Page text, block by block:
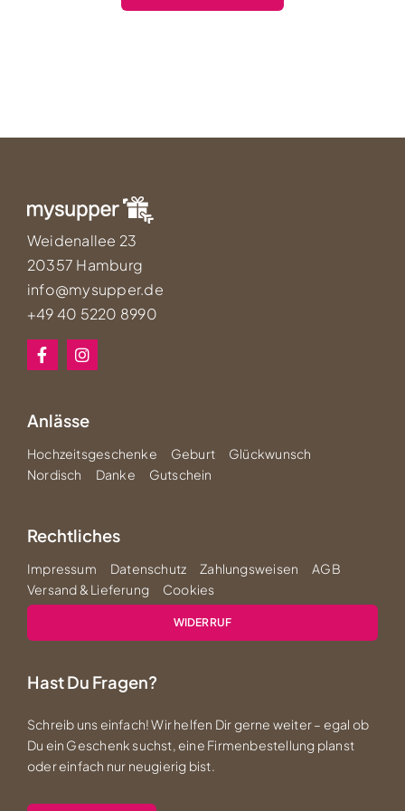
Weidenallee 23
20357 Hamburg
info@mysupper.de
+49 40 5220 8990
Anlässe
Hochzeitsgeschenke Geburt
Glückwunsch
Nordisch
Danke Gutschein
Rechtliches
Impressum Datenschutz Zahlungsweisen
AGB
Versand & Lieferung
Cookies
WIDERRUF
Hast Du Fragen?
Schreib uns einfach! Wir helfen Dir gerne weiter – egal ob
Du ein Geschenk suchst, eine Firmenbestellung planst
oder einfach nur neugierig bist.